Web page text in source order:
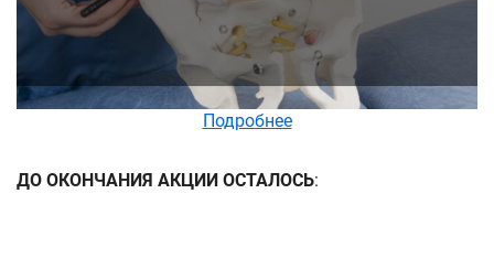
Подробнее
ДО ОКОНЧАНИЯ АКЦИИ ОСТАЛОСЬ: